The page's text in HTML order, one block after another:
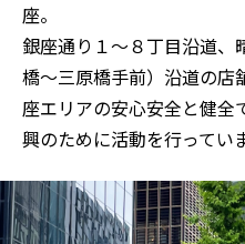
座。
銀座通り１～８丁目沿道、
橋～三原橋手前）沿道の店
座エリアの安心安全と健全
興のために活動を行ってい